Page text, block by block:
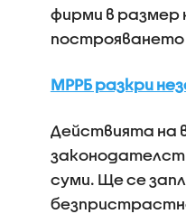
фирми в размер
построяването
МРРБ разкри
Действията на
суми. Ще се